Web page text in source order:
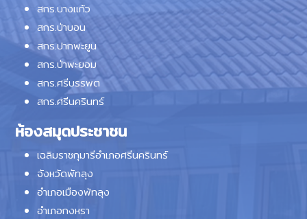
สกร.บางแก้ว
สกร.ป่าบอน
สกร.ปากพะยูน
สกร.ป่าพะยอม
สกร.ศรีบรรพต
สกร.ศรีนครินทร์
ห้องสมุดประชาชน
เฉลิมราชกุมารีอำเภอศรีนครินทร์
จังหวัดพัทลุง
อำเภอเมืองพัทลุง
อำเภอกงหรา